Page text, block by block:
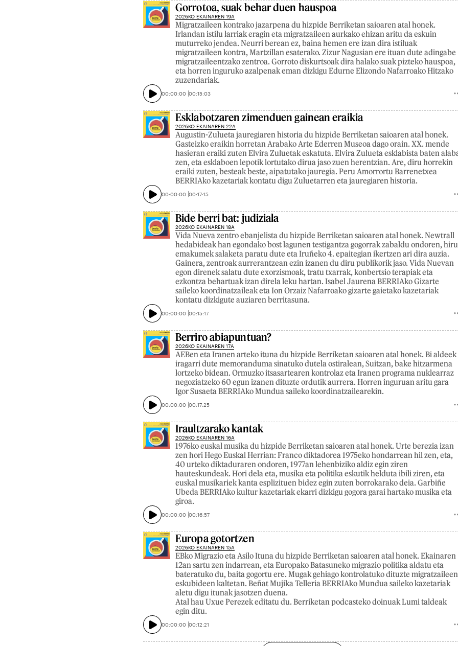
Gorrotoa, suak behar duen hauspoa
2026KO EKAINAREN 19A
Migratzaileen kontrako jazarpena du hizpide Berriketan saioaren atal honek.
Irlandan istilu larriak eragin eta migratzaileen aurkako ehizan aritu da eskuin
muturreko jendea. Neurri berean ez, baina hemen ere izan dira istiluak
migratzaileen kontra, Martzillan esaterako. Zizur Nagusian ere ituan dute adingabe
migratzaileentzako zentroa. Gorroto diskurtsoak dira halako suak pizteko hauspoa,
eta horren inguruko azalpenak eman dizkigu Edurne Elizondo Nafarroako Hitzako
zuzendariak.
00:00:00 00:15:03
Esklabotzaren zimenduen gainean eraikia
2026KO EKAINAREN 22A
Augustin-Zulueta jauregiaren historia du hizpide Berriketan saioaren atal honek.
Gasteizko eraikin horretan Arabako Arte Ederren Museoa dago orain. XX. mende
hasieran eraiki zuten Elvira Zuluetak eskatuta. Elvira Zulueta esklabista baten
zen, eta esklaboen lepotik lortutako dirua jaso zuen herentzian. Are, diru horrekin
eraiki zuten, besteak beste, aipatutako jauregia. Peru Amorrortu Barrenetxea
BERRIAko kazetariak kontatu digu Zuluetarren eta jauregiaren historia.
00:00:00 00:17:15
Bide berri bat: judiziala
2026KO EKAINAREN 18A
Vida Nueva zentro ebanjelista du hizpide Berriketan saioaren atal honek. Newtrall
hedabideak han egondako bost lagunen testigantza gogorrak zabaldu ondoren, hiru
emakumek salaketa paratu dute eta Iruñeko 4. epaitegian ikertzen ari dira auzia.
Gainera, zentroak aurrerantzean ezin izanen du diru publikorik jaso. Vida Nuevan
egon direnek salatu dute exorzismoak, tratu txarrak, konbertsio terapiak eta
ezkontza behartuak izan direla leku hartan. Isabel Jaurena BERRIAko Gizarte
saileko koordinatzaileak eta Ion Orzaiz Nafarroako gizarte gaietako kazetariak
kontatu dizkigute auziaren berritasuna.
00:00:00 00:15:17
Berriro abiapuntuan?
2026KO EKAINAREN 17A
AEBen eta Iranen arteko ituna du hizpide Berriketan saioaren atal honek. Bi aldeek
iragarri dute memoranduma sinatuko dutela ostiralean, Suitzan, bake hitzarmena
lortzeko bidean. Ormuzko itsasartearen kontrolaz eta Iranen programa nuklearraz
negoziatzeko 60 egun izanen dituzte ordutik aurrera. Horren inguruan aritu gara
Igor Susaeta BERRIAko Mundua saileko koordinatzailearekin.
00:00:00 00:17:25
Iraultzarako kantak
2026KO EKAINAREN 16A
1976ko euskal musika du hizpide Berriketan saioaren atal honek. Urte berezia izan
zen hori Hego Euskal Herrian: Franco diktadorea 1975eko hondarrean hil zen, eta,
40 urteko diktaduraren ondoren, 1977an lehenbiziko aldiz egin ziren
hauteskundeak. Hori dela eta, musika eta politika eskutik helduta ibili ziren, eta
euskal musikariek kanta esplizituen bidez egin zuten borrokarako deia. Garbiñe
Ubeda BERRIAko kultur kazetariak ekarri dizkigu gogora garai hartako musika eta
giroa.
00:00:00 00:16:57
Europa gotortzen
2026KO EKAINAREN 15A
EBko Migrazio eta Asilo Ituna du hizpide Berriketan saioaren atal honek. Ekainaren
12an sartu zen indarrean, eta Europako Batasuneko migrazio politika aldatu eta
bateratuko du, baita gogortu ere. Mugak gehiago kontrolatuko dituzte migratzaileen
eskubideen kaltetan. Beñat Mujika Telleria BERRIAko Mundua saileko kazetariak
aletu digu itunak jasotzen duena.
Atal hau Uxue Perezek editatu du. Berriketan podcasteko doinuak Lumi taldeak
egin ditu.
00:00:00 00:12:21